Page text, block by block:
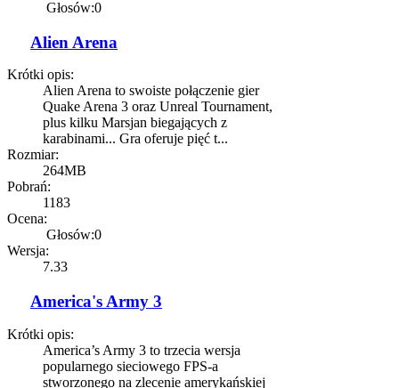
Głosów:0
Alien Arena
Krótki opis:
Alien Arena to swoiste połączenie gier
Quake Arena 3 oraz Unreal Tournament,
plus kilku Marsjan biegających z
karabinami... Gra oferuje pięć t...
Rozmiar:
264MB
Pobrań:
1183
Ocena:
Głosów:0
Wersja:
7.33
America's Army 3
Krótki opis:
America’s Army 3 to trzecia wersja
popularnego sieciowego FPS-a
stworzonego na zlecenie amerykańskiej